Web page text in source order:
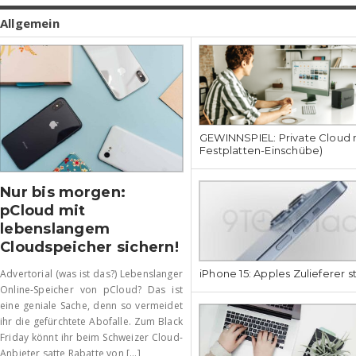
Allgemein
Nur bis morgen:
pCloud mit
lebenslangem
Cloudspeicher sichern!
Advertorial (was ist das?) Lebenslanger
Online-Speicher von pCloud? Das ist
eine geniale Sache, denn so vermeidet
ihr die gefürchtete Abofalle. Zum Black
Friday könnt ihr beim Schweizer Cloud-
GEWINNSPIEL: Private
Festplatten-Einschübe)
iPhone 15: Apples Zulieferer